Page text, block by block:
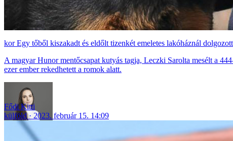
Egy tőből kiszakadt és eldőlt tizenkét emeletes lakóháznál
A magyar Hunor mentőcsapat kutyás tagja, Leczki Sarolta mesélt a
ezer ember rekedhetett a romok alatt.
Fődi Kitti
külföld
2023. február 15. 14:09